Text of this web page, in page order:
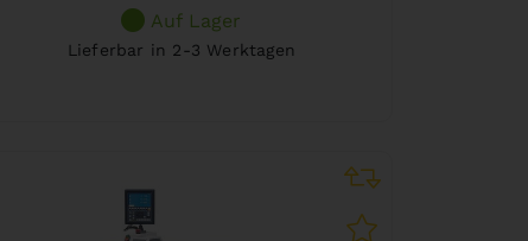
Auf Lager
Lieferbar in 2-3 Werktagen